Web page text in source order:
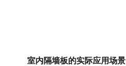
室内隔墙板的实际应用场景